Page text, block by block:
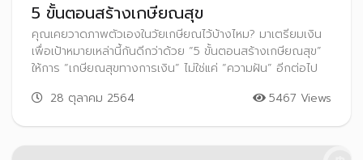
5 ขั้นตอนสร้างเกษียณสุข
คุณเคยวาดภาพตัวเองในวัยเกษียณไว้บ้างไหม? มาเตรียมเงิน
เพื่อเป้าหมายเหล่านี้กันดีกว่าด้วย “5 ขั้นตอนสร้างเกษียณสุข”
ให้การ “เกษียณสุขทางการเงิน” ไม่ใช่แค่ “ความฝัน” อีกต่อไป
28 ตุลาคม 2564
5467 Views